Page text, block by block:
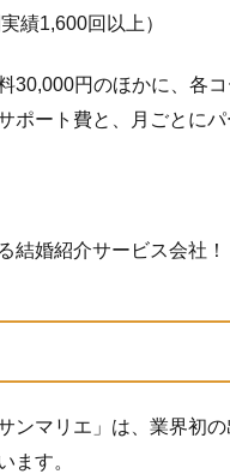
績1,600回以上）
30,000円のほかに、各
ポート費と、月ごとに
結婚紹介サービス会社！
ンマリエ」は、業界初
ます。